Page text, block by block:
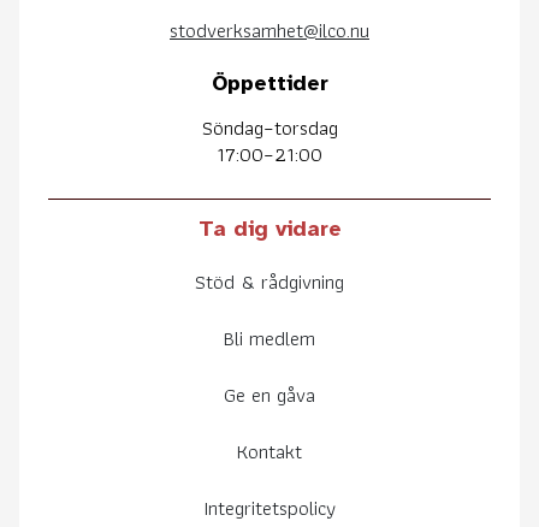
stodverksamhet@ilco.nu
Öppettider
Söndag–torsdag
17:00–21:00
Ta dig vidare
Stöd & rådgivning
Bli medlem
Ge en gåva
Kontakt
Integritetspolicy